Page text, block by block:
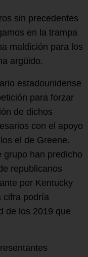
sin precedentes
en la trampa
maldición para los
argüido.
estadounidense
para forzar
de dichos
con el apoyo
el de Greene.
grupo han predicho
republicanos
por Kentucky
cifra podría
de los 2019 que